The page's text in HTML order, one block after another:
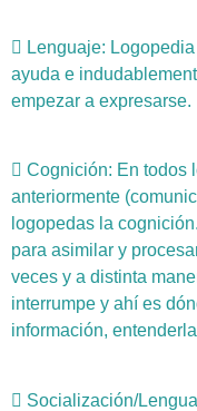
 Lenguaje:
ayuda e
empezar a expresarse.
 Cognición: En todos
anteriormente
logopedas la
para asimilar y
veces y a distinta
interrumpe y ahí es
información,
 Socialización/